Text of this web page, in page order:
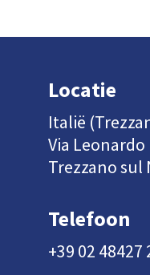
Locatie
Italië
Via Leonardo
Trezzano sul
Telefoon
+39 02 48427